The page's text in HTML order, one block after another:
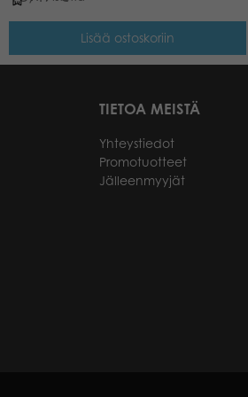
Lisää ostoskoriin
TIETOA MEISTÄ
Yhteystiedot
Promotuotteet
Jälleenmyyjät